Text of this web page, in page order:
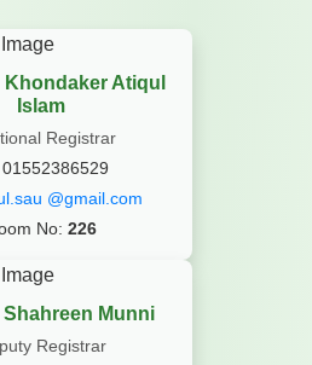
Atiqul
Islam
Registrar
01552386529
@gmail.com
No: 226
Munni
Registrar